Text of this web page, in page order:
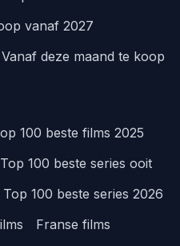
vanaf 2027
Vanaf deze maand te koop
100 beste films 2025
Top 100 beste series ooit
Top 100 beste series 2026
Franse films